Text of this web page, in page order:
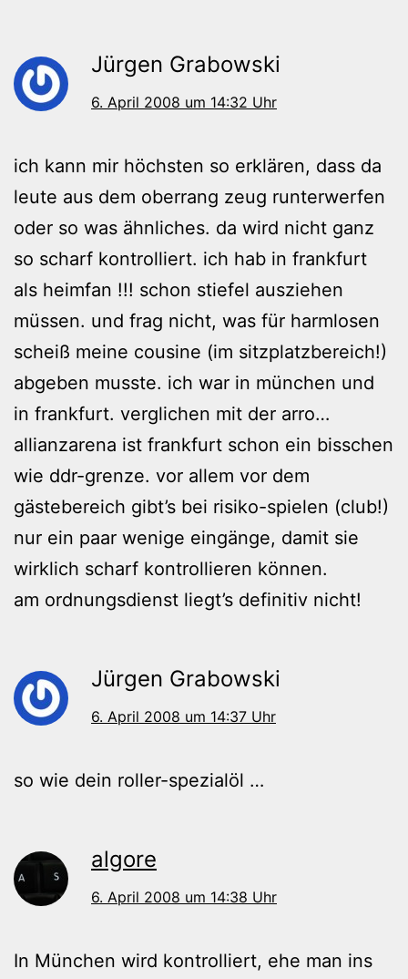
Jürgen Grabowski
6. April 2008 um 14:32 Uhr
ich kann mir höchsten so erklären, dass da
leute aus dem oberrang zeug runterwerfen
oder so was ähnliches. da wird nicht ganz
so scharf kontrolliert. ich hab in frankfurt
als heimfan !!! schon stiefel ausziehen
müssen. und frag nicht, was für harmlosen
scheiß meine cousine (im sitzplatzbereich!)
abgeben musste. ich war in münchen und
in frankfurt. verglichen mit der arro…
allianzarena ist frankfurt schon ein bisschen
wie ddr-grenze. vor allem vor dem
gästebereich gibt’s bei risiko-spielen (club!)
nur ein paar wenige eingänge, damit sie
wirklich scharf kontrollieren können.
am ordnungsdienst liegt’s definitiv nicht!
Jürgen Grabowski
6. April 2008 um 14:37 Uhr
so wie dein roller-spezialöl …
algore
6. April 2008 um 14:38 Uhr
In München wird kontrolliert, ehe man ins